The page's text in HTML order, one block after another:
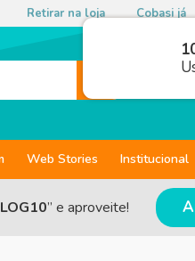
Retirar na loja Cobasi já
Web Stories Institucional
” e aproveite!